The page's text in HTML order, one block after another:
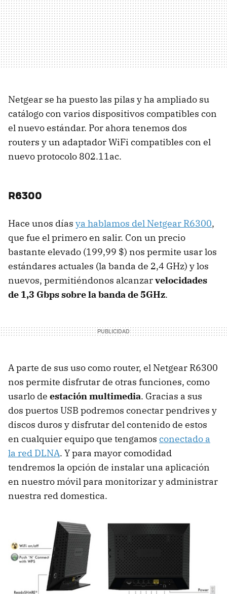
Netgear se ha puesto las pilas y ha ampliado su
catálogo con varios dispositivos compatibles con
el nuevo estándar. Por ahora tenemos dos
routers y un adaptador WiFi compatibles con el
nuevo protocolo 802.11ac.
R6300
Hace unos días ya hablamos del Netgear R6300,
que fue el primero en salir. Con un precio
bastante elevado (199,99 $) nos permite usar los
estándares actuales (la banda de 2,4 GHz) y los
nuevos, permitiéndonos alcanzarvelocidades
de 1,3 Gbps sobre la banda de 5GHz.
A parte de sus uso como router, el Netgear R6300
nos permite disfrutar de otras funciones, como
usarlo de estación multimedia. Gracias a sus
dos puertos USB podremos conectar pendrives y
discos duros y disfrutar del contenido de estos
en cualquier equipo que tengamos conectado a
la red DLNA. Y para mayor comodidad
tendremos la opción de instalar una aplicación
en nuestro móvil para monitorizar y administrar
nuestra red domestica.